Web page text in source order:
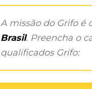
A missão do Grifo é
Brasil. Preencha o
qualificados Grifo: